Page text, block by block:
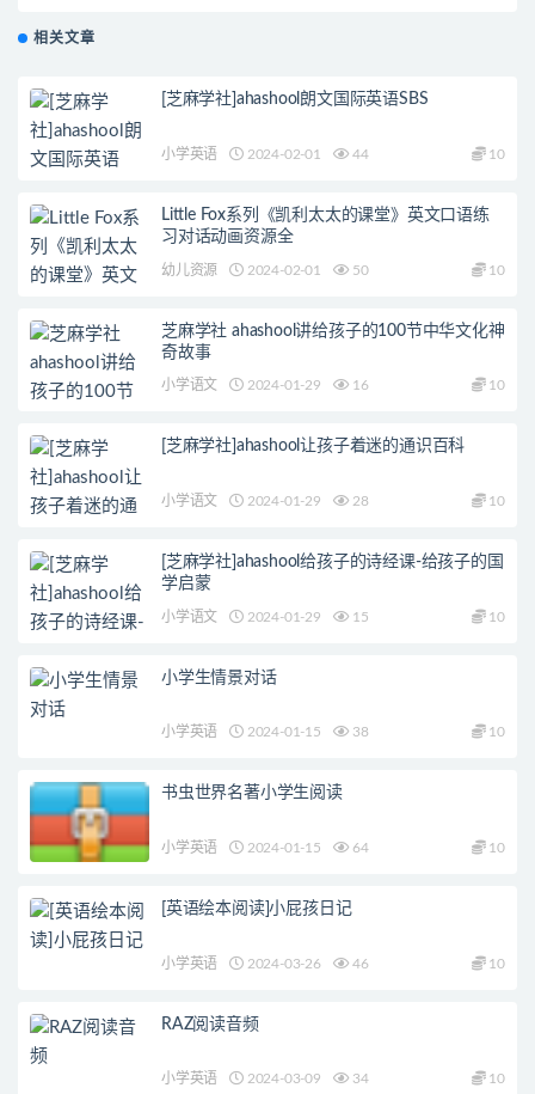
相关文章
[芝麻学社]ahashool朗文国际英语SBS
小学英语 2024-02-01 44 10
Little Fox系列《凯利太太的课堂》英文口语练
习对话动画资源全
幼儿资源 2024-02-01 50 10
芝麻学社 ahashool讲给孩子的100节中华文化神
奇故事
小学语文 2024-01-29 16 10
[芝麻学社]ahashool让孩子着迷的通识百科
小学语文 2024-01-29 28 10
[芝麻学社]ahashool给孩子的诗经课-给孩子的国
学启蒙
小学语文 2024-01-29 15 10
小学生情景对话
小学英语 2024-01-15 38 10
书虫世界名著小学生阅读
小学英语 2024-01-15 64 10
[英语绘本阅读]小屁孩日记
小学英语 2024-03-26 46 10
RAZ阅读音频
小学英语 2024-03-09 34 10